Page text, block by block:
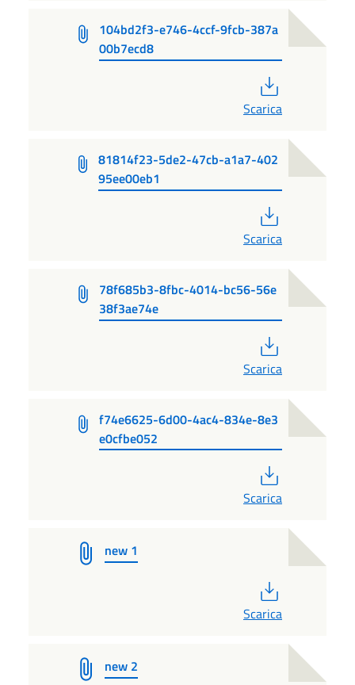
104bd2f3-e746-4ccf-9fcb-387a
00b7ecd8
Scarica
81814f23-5de2-47cb-a1a7-402
95ee00eb1
Scarica
78f685b3-8fbc-4014-bc56-56e
38f3ae74e
Scarica
f74e6625-6d00-4ac4-834e-8e3
e0cfbe052
Scarica
new 1
Scarica
new 2